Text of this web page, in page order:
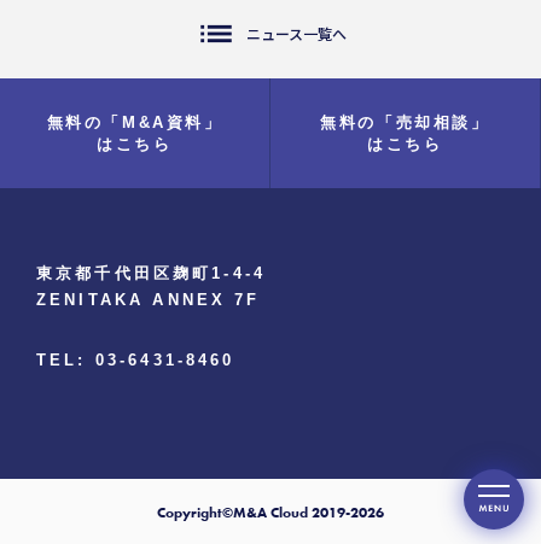
list ニュース一覧へ
無料の「M&A資料」
はこちら
無料の「売却相談」
はこちら
東京都千代田区麹町1-4-4
ZENITAKA ANNEX 7F
TEL: 03-6431-8460
Copyright©M&A Cloud 2019-2026